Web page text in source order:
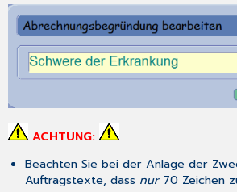
ACHTUNG:
Beachten Sie bei der Anlage der
Auftragstexte, dass nur70 Zeichen